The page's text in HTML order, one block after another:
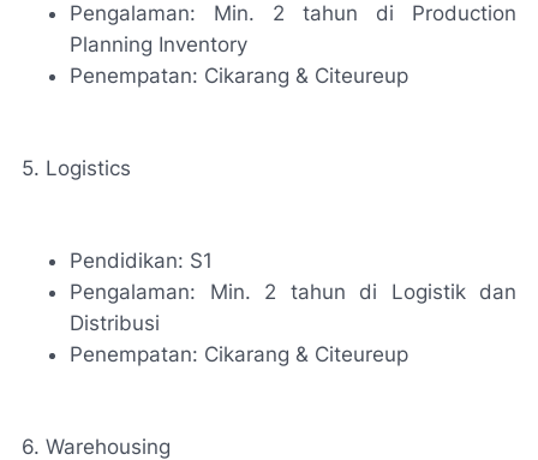
Pengalaman: Min. 2 tahun di Production
Planning Inventory
Penempatan: Cikarang & Citeureup
5. Logistics
Pendidikan: S1
Pengalaman: Min. 2 tahun di Logistik dan
Distribusi
Penempatan: Cikarang & Citeureup
6. Warehousing